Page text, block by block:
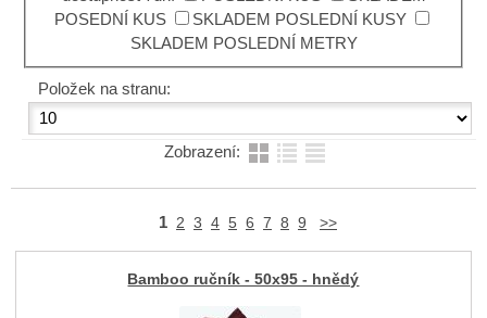
POSEDNÍ KUS
SKLADEM POSLEDNÍ KUSY
SKLADEM POSLEDNÍ METRY
Položek na stranu:
Zobrazení:
1 2 3 4 5 6 7 8 9 >>
Bamboo ručník - 50x95 - hnědý